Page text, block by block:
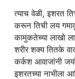
त्याच वेळी, इशरत
करून तिची लय गमावू
कामुकतेच्या लाखो
शरीर शक्य तितके
कर्कश आवाजांनी
इशरतच्या नाभीला